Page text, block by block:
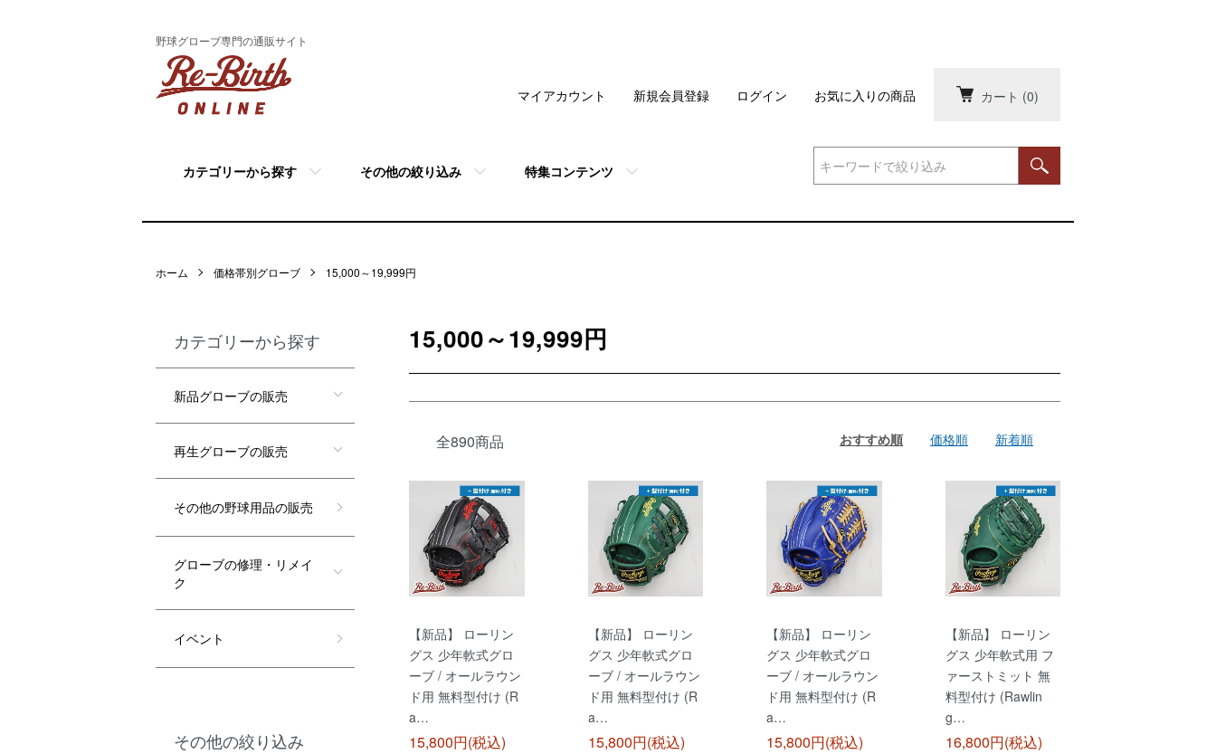
野球グローブ専門の通販サイト
カート (0)
カテゴリーから探す その他の絞り込み 特集コンテンツ
マイアカウント 新規会員登録 ログイン お気に入りの商品
ホーム 価格帯別グローブ 15,000～19,999円
15,000～19,999円
全890商品 おすすめ順 価格順 新着順
【新品】 ローリン
グス 少年軟式グロ
ーブ / オールラウン
ド用 無料型付け (R
a…
15,800円(税込)
【新品】 ローリン
グス 少年軟式グロ
ーブ / オールラウン
ド用 無料型付け (R
a…
15,800円(税込)
【新品】 ローリン
グス 少年軟式グロ
ーブ / オールラウン
ド用 無料型付け (R
a…
15,800円(税込)
【新品】 ローリン
グス 少年軟式用 フ
ァーストミット 無
料型付け (Rawlin
g…
16,800円(税込)
カテゴリーから探す
新品グローブの販売
再生グローブの販売
その他の野球用品の販売
グローブの修理・リメイ
ク
イベント
その他の絞り込み